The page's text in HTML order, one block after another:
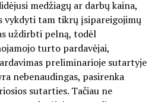
medžiagų ar darbų kaina,
vykdyti tam tikrų įsipareigojimų
uždirbti pelną, todėl
turto pardavėjai,
preliminarioje sutartyje
nebenaudingas, pasirenka
sutarties. Tačiau ne